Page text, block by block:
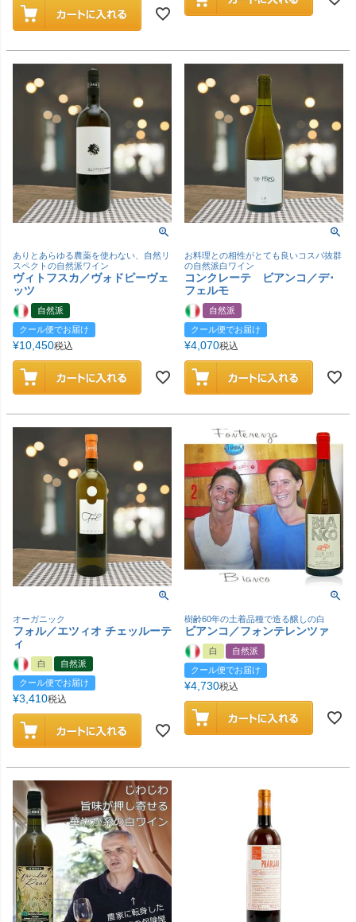
ありとあらゆる農薬を使わない、自然リ
スペクトの自然派ワイン
ヴィトフスカ／ヴォドピーヴェ
ッツ
自然派
クール便でお届け
¥10,450税込
お料理との相性がとても良いコスパ抜群
の自然派白ワイン
コンクレーテ ビアンコ／デ･
フェルモ
自然派
クール便でお届け
¥4,070税込
オーガニック
フォル／エツィオ チェッルーテ
ィ
白
自然派
クール便でお届け
¥3,410税込
樹齢60年の土着品種で造る醸しの白
ビアンコ／フォンテレンツァ
白
自然派
クール便でお届け
¥4,730税込